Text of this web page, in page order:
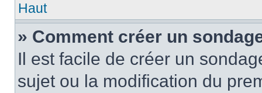
Haut
» Comment créer un
Il est facile de créer un
sujet ou la modification du